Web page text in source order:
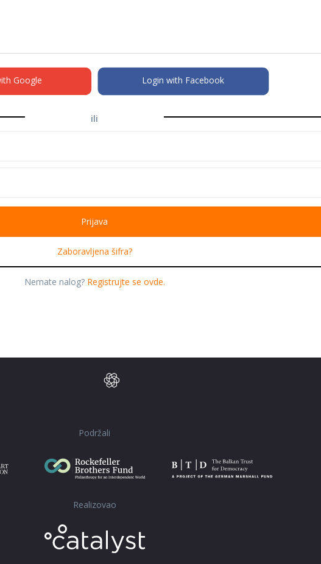
Google Login with Facebook
ili
Zaboravljena šifra?
Nemate nalog? Registrujte se ovde.
Podržali
Realizovao